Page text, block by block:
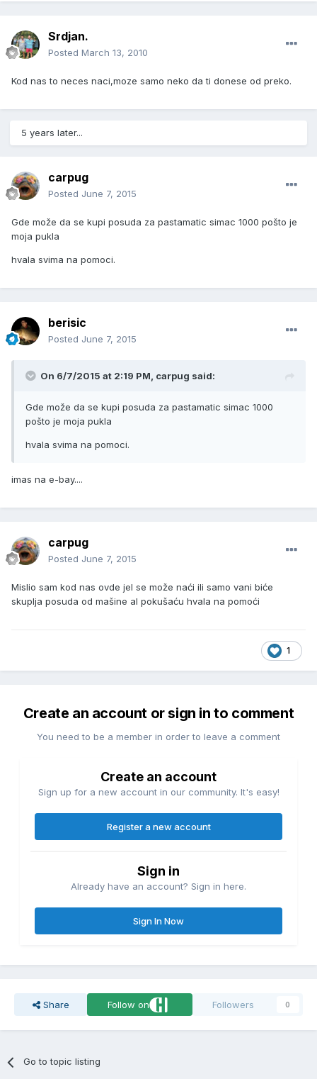
Srdjan.
Posted March 13, 2010
Kod nas to neces naci,moze samo neko da ti donese od preko.
5 years later...
carpug
Posted June 7, 2015
Gde može da se kupi posuda za pastamatic simac 1000 pošto je
moja pukla
hvala svima na pomoci.
berisic
Posted June 7, 2015
On 6/7/2015 at 2:19 PM, carpug said:
Gde može da se kupi posuda za pastamatic simac 1000
pošto je moja pukla
hvala svima na pomoci.
imas na e-bay....
carpug
Posted June 7, 2015
Mislio sam kod nas ovde jel se može naći ili samo vani biće
skuplja posuda od mašine al pokušaću hvala na pomoći
1
Create an account or sign in to comment
You need to be a member in order to leave a comment
Create an account
Sign up for a new account in our community. It's easy!
Register a new account
Sign in
Already have an account? Sign in here.
Sign In Now
Share Follow on Followers 0
Go to topic listing